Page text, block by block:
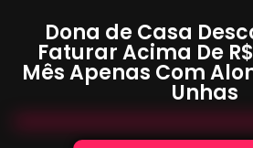
Dona de Casa
Faturar Acima De
Mês Apenas Com
Unhas